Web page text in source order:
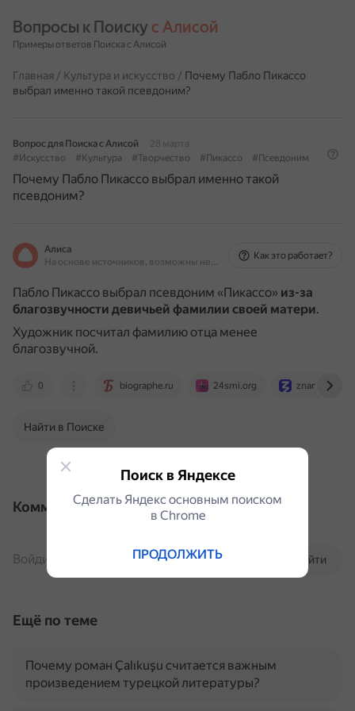
Вопросы к Поиску с Алисой
Примеры ответов Поиска с Алисой
Главная / Культура и искусство / Почему Пабло Пикассо
выбрал именно такой псевдоним?
Вопрос для Поиска с Алисой
28 марта
#Искусство
#Культура #Творчество #Пикассо #Псевдоним
Почему Пабло Пикассо выбрал именно такой
псевдоним?
Алиса
На основе источников, возможны неточности
Как это работает?
Пабло Пикассо выбрал псевдоним «Пикассо» из-за
благозвучности девичьей фамилии своей матери.
Художник посчитал фамилию отца менее
благозвучной.
0 biographe.ru 24smi.org
Найти в Поиске
Комментарии
Войти
Войдите, чтобы комментировать
Ещё по теме
Почему роман Çalıkuşu считается важным
произведением турецкой литературы?
Поиск в Яндексе
Сделать Яндекс основным поиском
в Сhrome
ПРОДОЛЖИТЬ